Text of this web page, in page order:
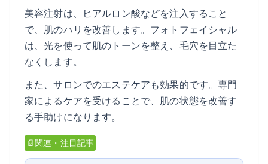
美容注射は、ヒアルロン酸などを注入すること
で、肌のハリを改善します。フォトフェイシャル
は、光を使って肌のトーンを整え、毛穴を目立た
なくします。
また、サロンでのエステケアも効果的です。専門
家によるケアを受けることで、肌の状態を改善す
る手助けになります。
📄関連・注目記事